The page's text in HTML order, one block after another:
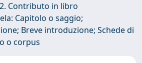
Contributo in libro
Capitolo o saggio;
Breve introduzione; Schede di
o corpus